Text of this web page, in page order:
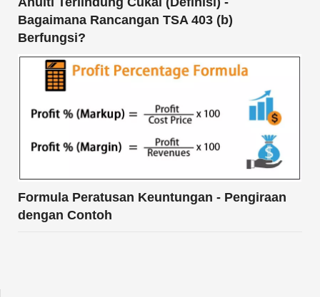
Bagaimana Rancangan TSA 403 (b)
Berfungsi?
Formula Peratusan Keuntungan - Pengiraan
dengan Contoh